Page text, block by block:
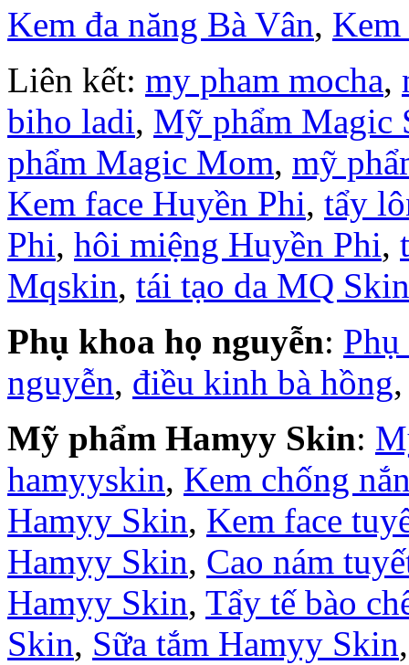
Kem đa năng Bà Vân,
Liên kết: my pham mocha,
biho ladi, Mỹ phẩm Magic
phẩm Magic Mom, mỹ
Kem face Huyền Phi, tẩy
Phi, hôi miệng Huyền Phi,
Mqskin, tái tạo da MQ Skin
Phụ khoa họ nguyễn:
nguyễn, điều kinh bà hồng
Mỹ phẩm Hamyy Skin:
hamyyskin, Kem chống
Hamyy Skin, Kem face
Hamyy Skin, Cao nám
Hamyy Skin, Tẩy tế bào
Skin, Sữa tắm Hamyy Skin